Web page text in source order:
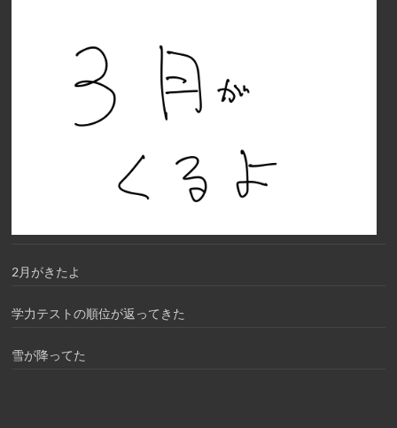
2月がきたよ
学力テストの順位が返ってきた
雪が降ってた